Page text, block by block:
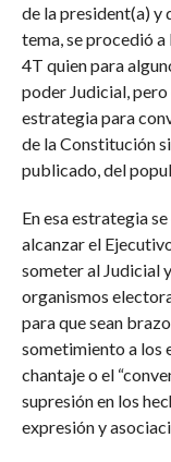
de la president(a) y
tema, se procedió
4T quien para
poder Judicial,
estrategia para
de la Constitución
publicado, del
En esa estrategia
alcanzar el
someter al Judicial
organismos
para que sean
sometimiento a los
chantaje o el
supresión en los
expresión y